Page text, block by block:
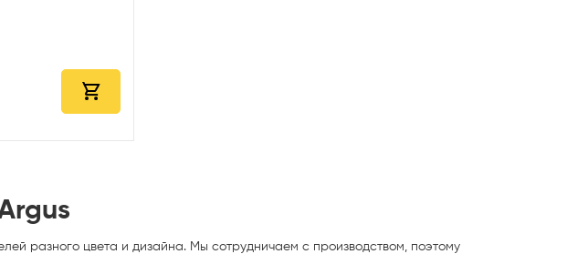
разного цвета и дизайна. Мы сотрудничаем с производством, поэтому